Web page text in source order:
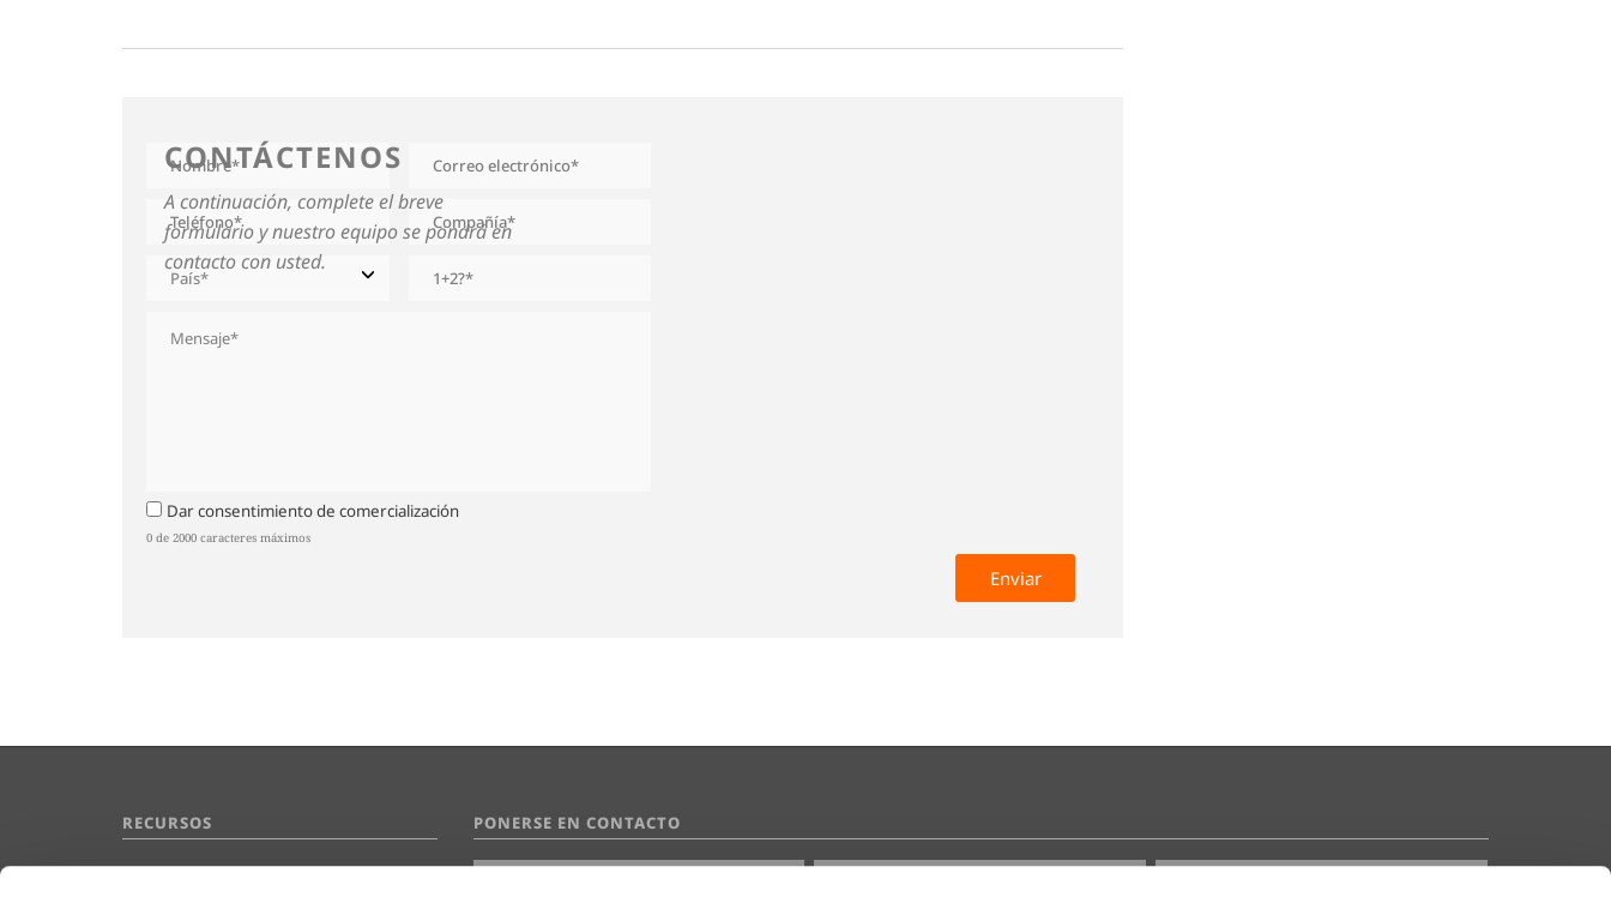
CONTÁCTENOS
A continuación, complete el breve
formulario y nuestro equipo se pondrá en
contacto con usted.
0 de 2000 caracteres máximos
Dar consentimiento de comercialización
RECURSOS PONERSE EN CONTACTO